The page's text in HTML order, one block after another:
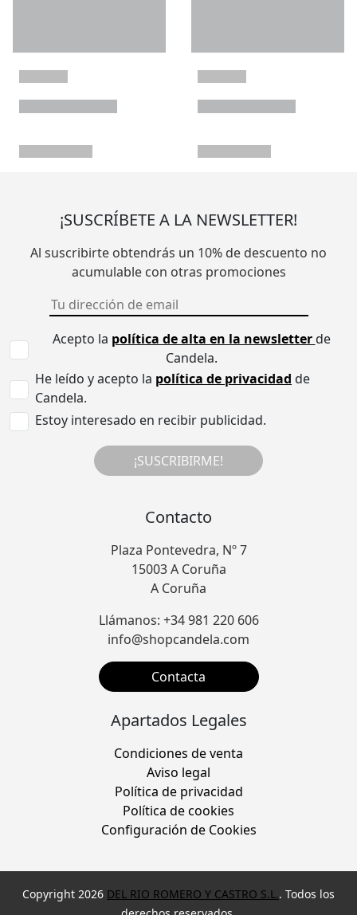
¡SUSCRÍBETE A LA NEWSLETTER!
Al suscribirte obtendrás un 10% de descuento no
acumulable con otras promociones
Acepto la política de alta en la newsletterde
Candela.
He leído y acepto la política de privacidad de
Candela.
Estoy interesado en recibir publicidad.
¡SUSCRIBIRME!
Contacto
Plaza Pontevedra, Nº 7
15003 A Coruña
A Coruña
Llámanos: +34 981 220 606
info@shopcandela.com
Contacta
Apartados Legales
Condiciones de venta
Aviso legal
Política de privacidad
Política de cookies
Configuración de Cookies
Copyright 2026 DEL RIO ROMERO Y CASTRO S.L.. Todos los